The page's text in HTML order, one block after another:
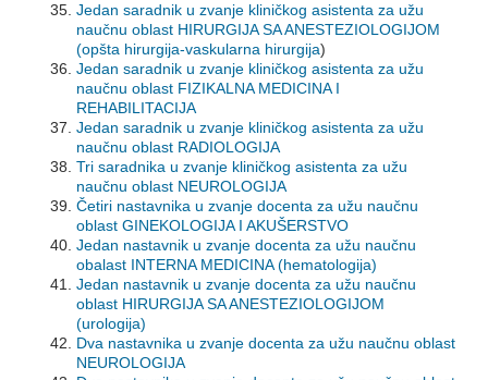
Jedan saradnik u zvanje kliničkog asistenta za užu
naučnu oblast HIRURGIJA SA ANESTEZIOLOGIJOM
(opšta hirurgija-vaskularna hirurgija)
Jedan saradnik u zvanje kliničkog asistenta za užu
naučnu oblast FIZIKALNA MEDICINA I
REHABILITACIJA
Jedan saradnik u zvanje kliničkog asistenta za užu
naučnu oblast RADIOLOGIJA
Tri saradnika u zvanje kliničkog asistenta za užu
naučnu oblast NEUROLOGIJA
Četiri nastavnika u zvanje docenta za užu naučnu
oblast GINEKOLOGIJA I AKUŠERSTVO
Jedan nastavnik u zvanje docenta za užu naučnu
obalast INTERNA MEDICINA (hematologija)
Jedan nastavnik u zvanje docenta za užu naučnu
oblast HIRURGIJA SA ANESTEZIOLOGIJOM
(urologija)
Dva nastavnika u zvanje docenta za užu naučnu oblast
NEUROLOGIJA